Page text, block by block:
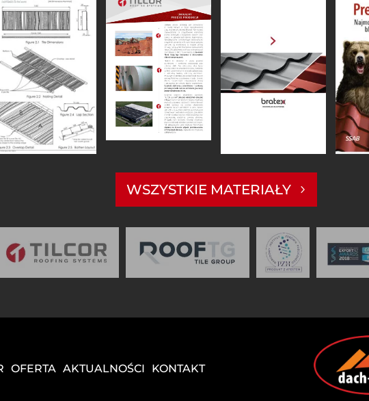
WSZYSTKIE MATERIAŁY
OFERTA AKTUALNOŚCI KONTAKT